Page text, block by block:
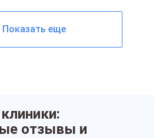
о пациентах не
лицам.
Показать еще
отзывы и